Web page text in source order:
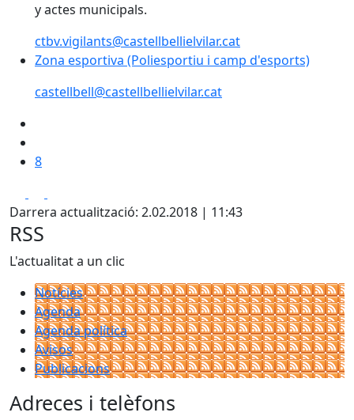
y actes municipals.
ctbv.vigilants@castellbellielvilar.cat
Zona esportiva (Poliesportiu i camp d'esports)
Zona esportiva (Poliesportiu i camp d'esports)
castellbell@castellbellielvilar.cat
8
Darrera actualització: 2.02.2018 | 11:43
RSS
L'actualitat a un clic
Notícies
Agenda
Agenda política
Avisos
Publicacions
Adreces i telèfons